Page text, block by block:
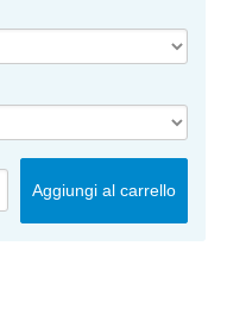
Aggiungi al carrello